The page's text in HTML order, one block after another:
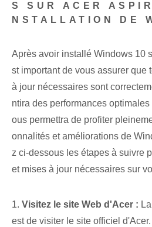
S SUR ACER
NSTALLATION DE
Après avoir installé Windows 10
st important de vous assurer que
à jour nécessaires sont
ntira des performances
ous permettra de profiter
onnalités et améliorations de
z ci-dessous les étapes à suivre
et mises à jour nécessaires sur
1. Visitez le site Web d'Acer :
est de visiter le site officiel